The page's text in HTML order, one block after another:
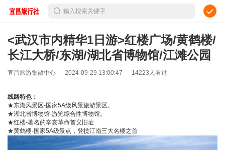
输入搜索关键字
<武汉市内精华1日游>红楼广场/黄鹤楼/
长江大桥/东湖/湖北省博物馆/江滩公园
宜昌旅游集散中心 2024-09-29 13:00:47 14223人看过
线路特色：
★东湖风景区-国家5A级风景旅游景区。
★湖北省博物馆-游览综合性博物馆。
★红楼-著名的辛亥革命首义旧址
★黄鹤楼-国家5A级景点，登揽江南三大名楼之首